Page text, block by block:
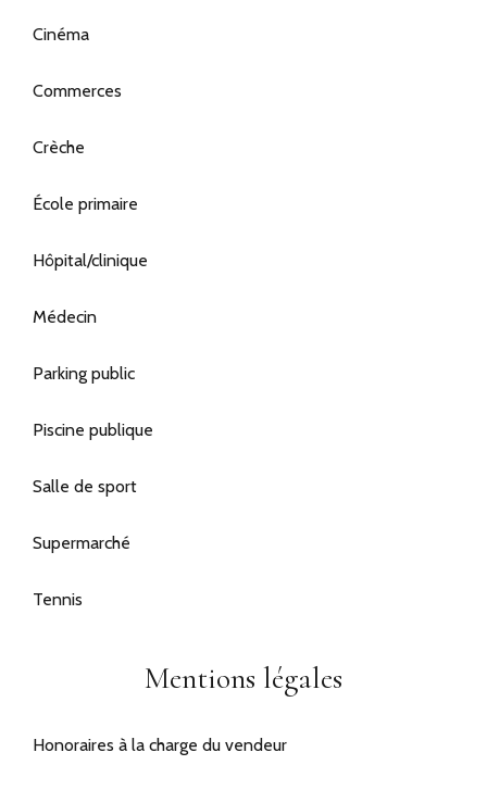
Cinéma
Commerces
Crèche
École primaire
Hôpital/clinique
Médecin
Parking public
Piscine publique
Salle de sport
Supermarché
Tennis
Mentions légales
Honoraires à la charge du vendeur